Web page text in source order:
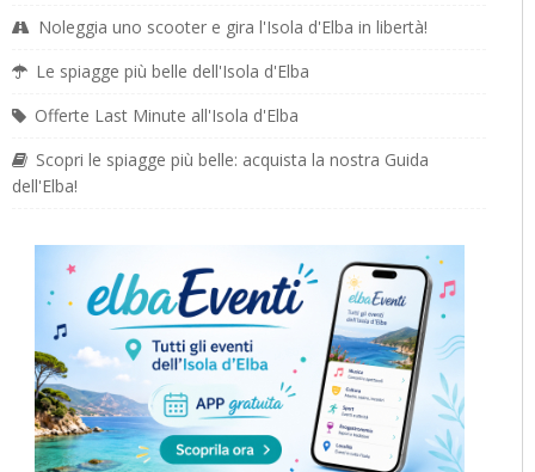
Noleggia uno scooter e gira l'Isola d'Elba in libertà!
Le spiagge più belle dell'Isola d'Elba
Offerte Last Minute all'Isola d'Elba
Scopri le spiagge più belle: acquista la nostra Guida
dell'Elba!